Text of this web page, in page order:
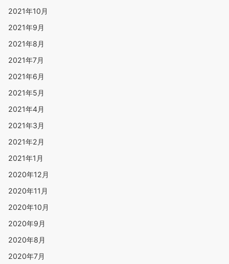
2021年10月
2021年9月
2021年8月
2021年7月
2021年6月
2021年5月
2021年4月
2021年3月
2021年2月
2021年1月
2020年12月
2020年11月
2020年10月
2020年9月
2020年8月
2020年7月